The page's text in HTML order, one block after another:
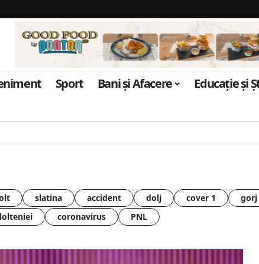
Sport Bani și Afacere Educație și
slatina accident dolj cover 1 gorj
coronavirus PNL